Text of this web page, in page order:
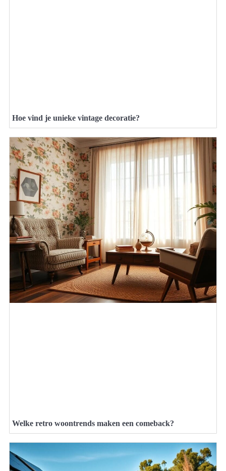
Hoe vind je unieke vintage decoratie?
Welke retro woontrends maken een comeback?